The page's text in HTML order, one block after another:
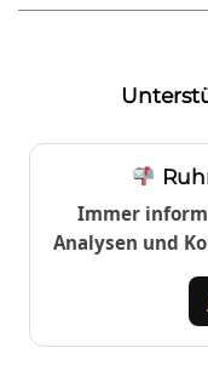
Immer
Analysen und